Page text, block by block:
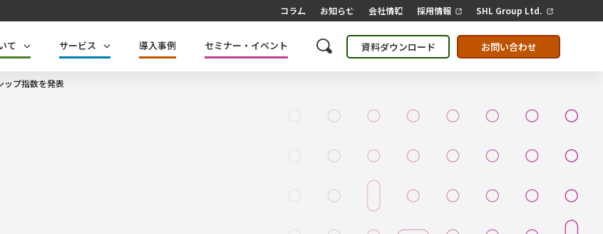
コラム お知らせ 会社情報 採用情報 SHL Group Ltd.
て サービス 導入事例 セミナー・イベント 資料ダウンロード お問い合わせ
ップ指数を発表